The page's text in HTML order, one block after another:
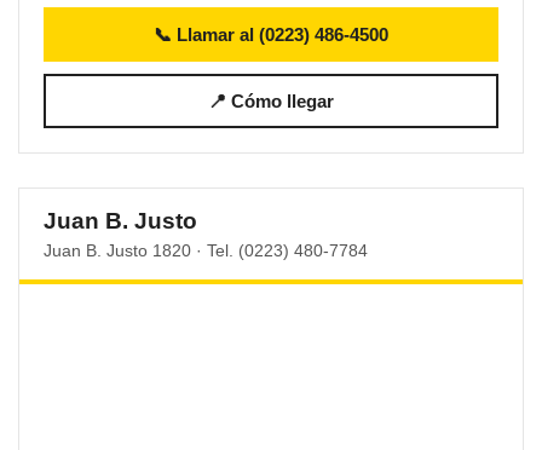
📞 Llamar al (0223) 486-4500
📍 Cómo llegar
Juan B. Justo
Juan B. Justo 1820 · Tel. (0223) 480-7784